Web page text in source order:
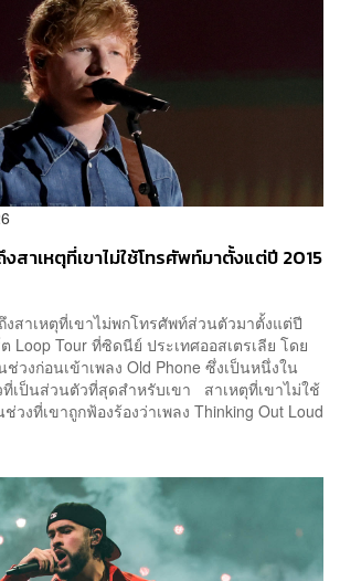
สาเหตุที่เขาไม่ใช้โทรศัพท์มาตั้งแต่ปี 2015
งสาเหตุที่เขาไม่พกโทรศัพท์ส่วนตัวมาตั้งแต่ปี
Loop Tour ที่ซิดนีย์ ประเทศออสเตรเลีย โดย
วงก่อนเข้าเพลง Old Phone ซึ่งเป็นหนึ่งใน
วที่เป็นส่วนตัวที่สุดสำหรับเขา สาเหตุที่เขาไม่ใช้
งที่เขาถูกฟ้องร้องว่าเพลง Thinking Out Loud